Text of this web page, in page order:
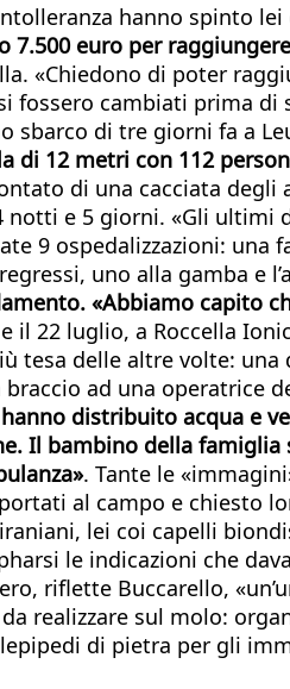
hanno spinto
euro per
«Chiedono di poter
cambiati prima di
di tre giorni fa a
di 12 metri con 112
di una cacciata degli
e 5 giorni. «Gli ultimi
9 ospedalizzazioni:
uno alla gamba e
«Abbiamo capito
22 luglio, a Roccella
tesa delle altre volte:
ad una operatrice
distribuito acqua e
Il bambino della
. Tante le
al campo e chiesto
lei coi capelli
le indicazioni che
riflette Buccarello,
realizzare sul molo:
di pietra per gli